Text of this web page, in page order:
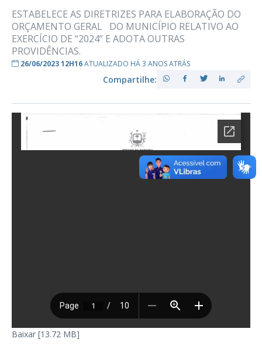
ESTABELECE AS DIRETRIZES PARA ELABORAÇÃO DO
ORÇAMENTO GERAL DO MUNICÍPIO RELATIVO AO
EXERCÍCIO DE “2024” E ADOTA OUTRAS
PROVIDÊNCIAS.
26/06/2023 12H16ATUALIZADO HÁ 3 ANOS ATRÁS
Compartilhe:
Baixar [13.72 MB]